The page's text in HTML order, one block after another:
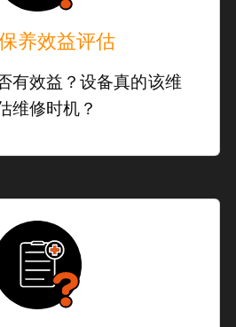
养效益评估
有效益？设备真的该维
维修时机？